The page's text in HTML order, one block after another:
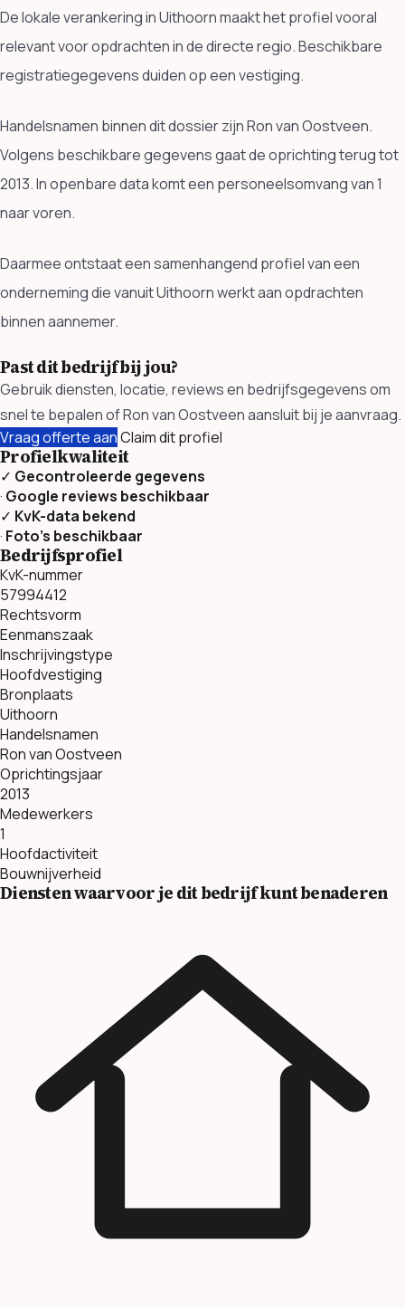
De lokale verankering in Uithoorn maakt het profiel vooral
relevant voor opdrachten in de directe regio. Beschikbare
registratiegegevens duiden op een vestiging.
Handelsnamen binnen dit dossier zijn Ron van Oostveen.
Volgens beschikbare gegevens gaat de oprichting terug tot
2013. In openbare data komt een personeelsomvang van 1
naar voren.
Daarmee ontstaat een samenhangend profiel van een
onderneming die vanuit Uithoorn werkt aan opdrachten
binnen aannemer.
Past dit bedrijf bij jou?
Gebruik diensten, locatie, reviews en bedrijfsgegevens om
snel te bepalen of Ron van Oostveen aansluit bij je aanvraag.
Vraag offerte aanClaim dit profiel
Profielkwaliteit
✓ Gecontroleerde gegevens
· Google reviews beschikbaar
✓ KvK-data bekend
· Foto’s beschikbaar
Bedrijfsprofiel
KvK-nummer
57994412
Rechtsvorm
Eenmanszaak
Inschrijvingstype
Hoofdvestiging
Bronplaats
Uithoorn
Handelsnamen
Ron van Oostveen
Oprichtingsjaar
2013
Medewerkers
1
Hoofdactiviteit
Bouwnijverheid
Diensten waarvoor je dit bedrijf kunt benaderen